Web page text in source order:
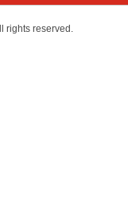
rights reserved.